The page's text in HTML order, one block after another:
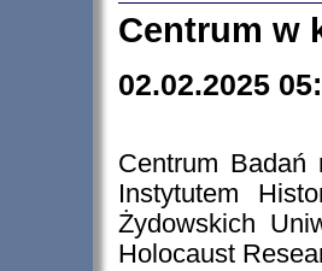
Centrum w
02.02.2025
Centrum Badań
Instytutem
Żydowskich
Holocaust